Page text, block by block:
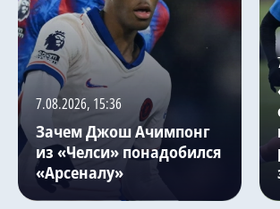
7.08.2026, 15:36
Зачем Джош Ачимпонг
из «Челси» понадобился
«Арсеналу»